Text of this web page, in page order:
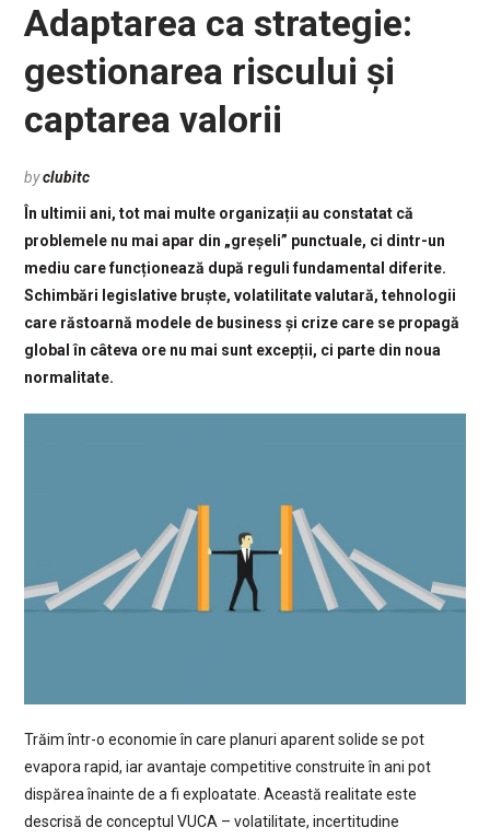
Adaptarea ca strategie:
gestionarea riscului și
captarea valorii
byclubitc
În ultimii ani, tot mai multe organizații au constatat că
problemele nu mai apar din „greșeli” punctuale, ci dintr-un
mediu care funcționează după reguli fundamental diferite.
Schimbări legislative bruște, volatilitate valutară, tehnologii
care răstoarnă modele de business și crize care se propagă
global în câteva ore nu mai sunt excepții, ci parte din noua
normalitate.
Trăim într-o economie în care planuri aparent solide se pot
evapora rapid, iar avantaje competitive construite în ani pot
dispărea înainte de a fi exploatate. Această realitate este
descrisă de conceptul VUCA – volatilitate, incertitudine